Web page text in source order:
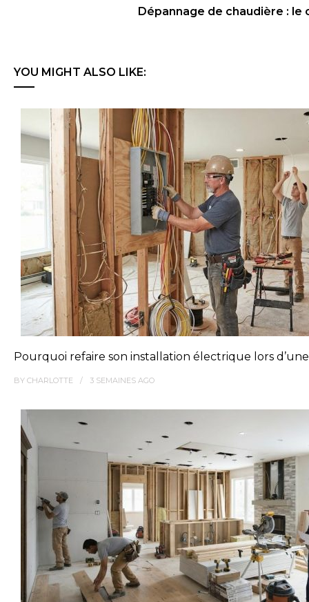
Dépannage de chaudière : le
YOU MIGHT ALSO LIKE:
Pourquoi refaire son installation électrique lors
BY CHARLOTTE 3 SEMAINES AGO